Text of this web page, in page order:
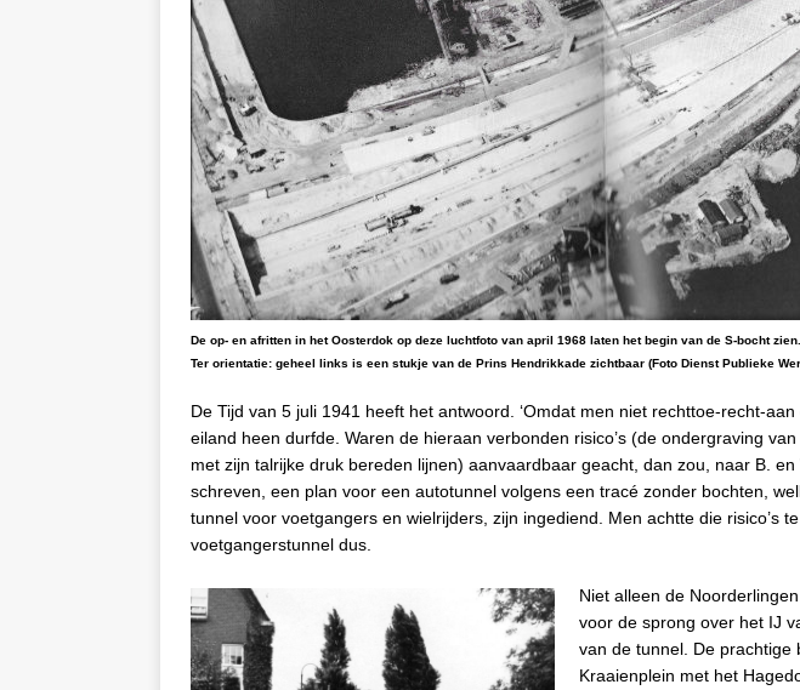
De op- en afritten in het Oosterdok op deze luchtfoto van april 1968 laten het begin van de S-bocht zien.
Ter orientatie: geheel links is een stukje van de Prins Hendrikkade zichtbaar (Foto Dienst Publieke
De Tijd van 5 juli 1941 heeft het antwoord. ‘Omdat men niet rechttoe-recht-
eiland heen durfde. Waren de hieraan verbonden risico’s (de ondergraving
met zijn talrijke druk bereden lijnen) aanvaardbaar geacht, dan zou, naar B. en
schreven, een plan voor een autotunnel volgens een tracé zonder bochten,
tunnel voor voetgangers en wielrijders, zijn ingediend. Men achtte die risico’s
voetgangerstunnel dus.
Niet alleen de
voor de sprong over het IJ
van de tunnel. De prachtige
Kraaienplein met het